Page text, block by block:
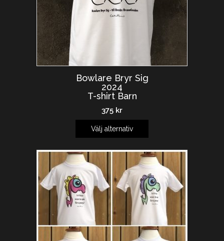
Bowlare Bryr Sig
2024
T-shirt Barn
375 kr
Välj alternativ